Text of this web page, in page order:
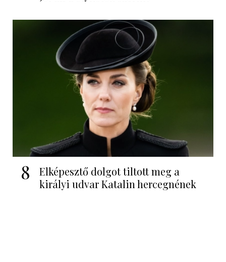
8
Elképesztő dolgot tiltott meg a
királyi udvar Katalin hercegnének